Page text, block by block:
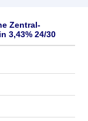
Zentral-
3,43% 24/30